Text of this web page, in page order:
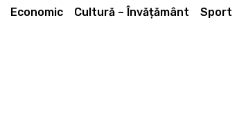
Economic Cultură – Învățământ Sport